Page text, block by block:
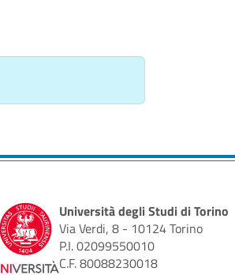
Università degli Studi di Torino
Via Verdi, 8 - 10124 Torino
P.I. 02099550010
C.F. 80088230018